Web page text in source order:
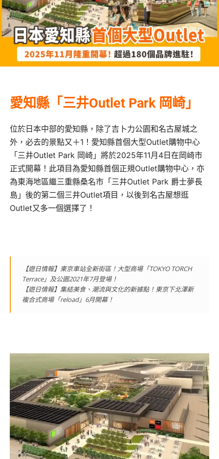
愛知縣「三井Outlet Park 岡崎」
位於日本中部的愛知縣，除了吉卜力公園和名古屋城之
外，必去的景點又＋1！愛知縣首個大型Outlet購物中心
「三井Outlet Park 岡崎」將於2025年11月4日在岡崎市
正式開幕！此項目為愛知縣首個正規Outlet購物中心，亦
為東海地區繼三重縣桑名市「三井Outlet Park 爵士夢長
島」後的第二個三井Outlet項目，以後到名古屋想逛
Outlet又多一個選擇了！
【遊日情報】東京車站全新街區！大型商場「TOKYO TORCH
Terrace」及公園2021年7月登場！
【遊日情報】集結美食、潮流與文化的新據點！東京下北澤新
複合式商場「reload」6月開幕！